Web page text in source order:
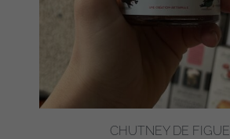
CHUTNEY DE FIGUE